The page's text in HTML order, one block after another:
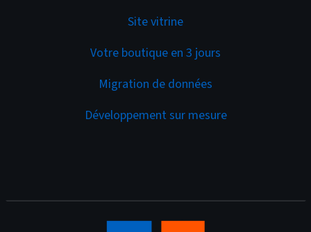
Site vitrine
Votre boutique en 3 jours
Migration de données
Développement sur mesure